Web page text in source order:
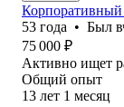
Корпоративный
53 года • Был
75 000 ₽
Активно ищет
Общий опыт
13 лет 1 месяц